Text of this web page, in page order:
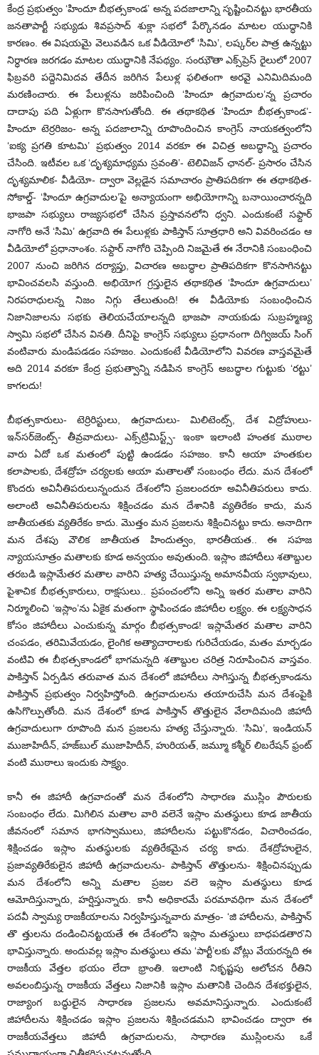
కేంద్ర ప్రభుత్వం ‘హిందూ బీభత్సకాండ’ అన్న పదజాలాన్ని సృష్టించినట్టు భారతీయ
జనతాపార్టీ సభ్యుడు శివప్రసాద్ శుక్లా సభలో పేర్కొనడం మాటల యుద్ధానికి
కారణం. ఈ విషయమై వెలువడిన ఒక వీడియోలో ‘సిమి’, లష్కర్‌ల పాత్ర ఉన్నట్టు
నిర్ధారణ జరగడం మాటల యుద్ధానికి నేపథ్యం. సంఝౌతా ఎక్స్‌ప్రెస్ రైలులో 2007
ఫిబ్రవరి పద్దెనిమిదవ తేదీన జరిగిన పేలుళ్ల ఫలితంగా అరవై ఎనిమిదిమంది
మరణించారు. ఈ పేలుళ్లను జరిపించింది ‘హిందూ ఉగ్రవాదుల’న్న ప్రచారం
దాదాపు పది ఏళ్లుగా కొనసాగుతోంది. ఈ తథాకథిత ‘హిందూ బీభత్సకాండ’-
హిందూ టెర్రరిజం- అన్న పదజాలాన్ని రూపొందించిన కాంగ్రెస్ నాయకత్వంలోని
‘ఐక్య ప్రగతి కూటమి’ ప్రభుత్వం 2014 వరకూ ఈ విచిత్ర అబద్ధాన్ని ప్రచారం
చేసింది. ఇటీవల ఒక ‘దృశ్యమాధ్యమ స్రవంతి’- టెలివిజన్ ఛానల్- ప్రసారం చేసిన
దృశ్యమాలిక- వీడియో- ద్వారా వెల్లడైన సమాచారం ప్రాతిపదికగా ఈ తథాకథిత-
సోకాల్డ్- ‘హిందూ ఉగ్రవాదుల’పై అన్యాయంగా అభియోగాన్ని బనాయించారన్నది
భాజపా సభ్యులు రాజ్యసభలో చేసిన ప్రస్తావనలోని ధ్వని. ఎందుకంటే సఫ్దార్
నాగోరి అనే ‘సిమి’ ఉగ్రవాది ఈ పేలుళ్లకు పాకిస్తాన్ సూత్రధారి అని వివరించడం ఆ
వీడియోలో ప్రధానాంశం. సఫ్దార్ నాగోరి చెప్పింది నిజమైతే ఈ నేరానికి సంబంధించి
2007 నుంచి జరిగిన దర్యాప్తు, విచారణ అబద్ధాల ప్రాతిపదికగా కొనసాగినట్టు
భావించవలసి వస్తుంది. అభియోగ గ్రస్తులైన తథాకథిత ‘హిందూ ఉగ్రవాదులు’
నిరపరాధులన్న నిజం నిగ్గు తేలుతుంది! ఈ వీడియోకు సంబంధించిన
నిజానిజాలను సభకు తెలియచేయాలన్నది భాజపా నాయకుడు సుబ్రహ్మణ్య
స్వామి సభలో చేసిన వినతి. దీనిపై కాంగ్రెస్ సభ్యులు ప్రధానంగా దిగ్విజయ్ సింగ్
వంటివారు మండిపడడం సహజం. ఎందుకంటే వీడియోలోని వివరణ వాస్తవమైతే
అది 2014 వరకూ కేంద్ర ప్రభుత్వాన్ని నడిపిన కాంగ్రెస్ అబద్ధాల గుట్టుకు ‘రట్టు’
కాగలదు!
బీభత్సకారులు- టెర్రిరిస్టులు, ఉగ్రవాదులు- మిలిటెంట్స్, దేశ విద్రోహులు-
ఇన్‌సర్‌జెంట్స్- తీవ్రవాదులు- ఎక్స్‌ట్రిమిస్ట్స్- ఇంకా ఇలాంటి హంతక ముఠాల
వారు ఏదో ఒక మతంలో పుట్టి ఉండడం సహజం. కానీ ఆయా హంతకుల
కలాపాలకు, దేశద్రోహ చర్యలకు ఆయా మతాలతో సంబంధం లేదు. మన దేశంలో
కొందరు అవినీతిపరులున్నందున దేశంలోని ప్రజలందరూ అవినీతిపరులు కాదు.
అలాంటి అవినీతిపరులను శిక్షించడం మన దేశానికి వ్యతిరేకం కాదు, మన
జాతీయతకు వ్యతిరేకం కాదు. మొత్తం మన ప్రజలను శిక్షించినట్టు కాదు. అనాదిగా
మన దేశపు వౌలిక జాతీయత హిందుత్వం, భారతీయత.. ఈ సహజ
న్యాయసూత్రం మతాలకు కూడ అన్వయం అవుతుంది. ఇస్లాం జిహాదీలు శతాబ్దుల
తరబడి ఇస్లామేతర మతాల వారిని హత్య చేయిస్తున్న అమానవీయ స్వభావులు,
పైశాచిక బీభత్సకారులు, రాక్షసులు.. ప్రపంచంలోని అన్ని ఇతర మతాల వారిని
నిర్మూలించి ‘ఇస్లాం’ను ఏకైక మతంగా స్థాపించడం జిహాదీల లక్ష్యం. ఈ లక్ష్యసాధన
కోసం జిహాదీలు ఎంచుకున్న మార్గం బీభత్సకాండ! ఇస్లామేతర మతాల వారిని
చంపడం, తరిమివేయడం, లైంగిక అత్యాచారాలకు గురిచేయడం, మతం మార్చడం
వంటివి ఈ బీభత్సకాండలో భాగమన్నది శతాబ్దుల చరిత్ర నిరూపించిన వాస్తవం.
పాకిస్తాన్ ఏర్పడిన తరువాత మన దేశంలో జిహాదీలు సాగిస్తున్న బీభత్సకాండను
పాకిస్తాన్ ప్రభుత్వం నిర్వహిస్తోంది. ఉగ్రవాదులను తయారుచేసి మన దేశంపైకి
ఉసిగొల్పుతోంది. మన దేశంలో కూడ పాకిస్తాన్ తొత్తులైన వేలాదిమంది జిహాదీ
ఉగ్రవాదులుగా రూపొంది మన ప్రజలను హత్య చేస్తున్నారు. ‘సిమి’, ఇండియన్
ముజాహిదీన్, హజ్‌బుల్ ముజాహిదీన్, హురియత్, జమ్మూ కశ్మీర్ లిబరేషన్ ఫ్రంట్
వంటి ముఠాలు ఇందుకు సాక్ష్యం.
కానీ ఈ జిహాదీ ఉగ్రవాదంతో మన దేశంలోని సాధారణ ముస్లిం పౌరులకు
సంబంధం లేదు. మిగిలిన మతాల వారి వలెనే ఇస్లాం మతస్థులు కూడ జాతీయ
జీవనంలో సమాన భాగస్వాములు, జిహాదీలను పట్టుకొనడం, విచారించడం,
శిక్షించడం ఇస్లాం మతస్థులకు వ్యతిరేకమైన చర్య కాదు. దేశద్రోహులైన,
ప్రజావ్యతిరేకులైన జిహాదీ ఉగ్రవాదులను- పాకిస్తాన్ తొత్తులను- శిక్షించినప్పుడు
మన దేశంలోని అన్ని మతాల ప్రజల వలె ఇస్లాం మతస్థులు కూడ
ఆమోదిస్తున్నారు, హర్షిస్తున్నారు. కానీ అధికారమే పరమావధిగా మన దేశంలో
పదవీ స్వామ్య రాజకీయాలను నిర్వహిస్తున్నవారు మాత్రం- ‘జి హాదీలను, పాకిస్తాన్
తొ త్తులను దండించినట్టయతే ఈ దేశంలోని ఇస్లాం మతస్థులు బాధపడతార’ని
భావిస్తున్నారు. అందువల్ల ఇస్లాం మతస్థులు తమ ‘పార్టీ’లకు వోట్లు వేయరన్నది ఈ
రాజకీయ వేత్తల భయం లేదా భ్రాంతి. ఇలాంటి నికృష్టపు ఆలోచన రీతిని
అవలంబిస్తున్న రాజకీయ వేత్తలు నిజానికి ఇస్లాం మతానికి చెందిన దేశభక్తులైన,
రాజ్యాంగ బద్ధులైన సాధారణ ప్రజలను అవమానిస్తున్నారు. ఎందుకంటే
జిహాదీలను శిక్షించడం ఇస్లాం ప్రజలను శిక్షించడమని భావించడం ద్వారా ఈ
రాజకీయవేత్తలు జిహాదీ ఉగ్రవాదులను, సాధారణ ముస్లింలను ఒకే